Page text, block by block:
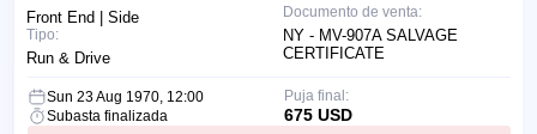
Documento de venta:
NY - MV-907A SALVAGE
CERTIFICATE
Front End | Side
Tipo:
Run & Drive
Sun 23 Aug 1970, 12:00
Subasta finalizada
Puja final:
675 USD